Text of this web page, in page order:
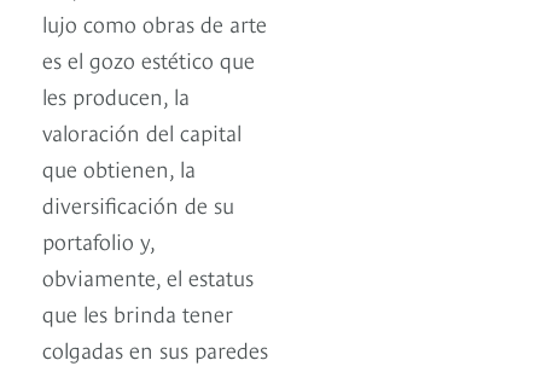
lujo como obras de arte
es el gozo estético que
les producen, la
valoración del capital
que obtienen, la
diversificación de su
portafolio y,
obviamente, el estatus
que les brinda tener
colgadas en sus paredes